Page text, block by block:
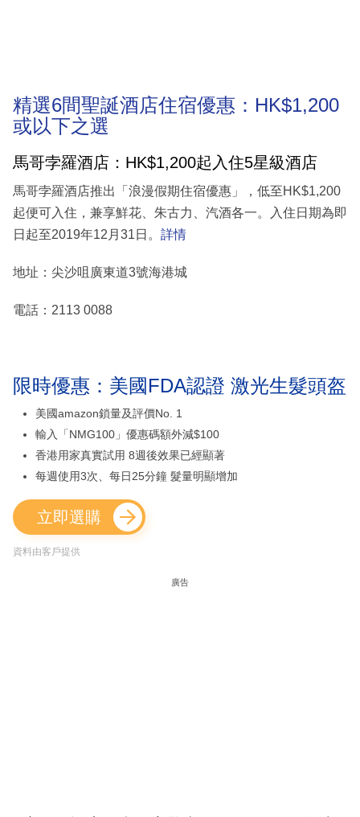
精選6間聖誕酒店住宿優惠：HK$1,200
或以下之選
馬哥孛羅酒店：HK$1,200起入住5星級酒店
馬哥孛羅酒店推出「浪漫假期住宿優惠」，低至HK$1,200
起便可入住，兼享鮮花、朱古力、汽酒各一。入住日期為即
日起至2019年12月31日。 詳情
地址：尖沙咀廣東道3號海港城
電話：2113 0088
限時優惠：美國FDA認證 激光生髮頭盔
美國amazon鎖量及評價No. 1
輸入「NMG100」優惠碼額外減$100
香港用家真實試用 8週後效果已經顯著
每週使用3次、每日25分鐘 髮量明顯增加
立即選購
資料由客戶提供
廣告